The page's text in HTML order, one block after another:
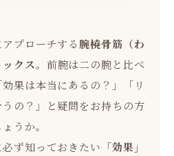
プローチする 腕橈骨筋（わ
クス。前腕は二の腕と比べ
果は本当にあるの？」「リ
の？」と疑問をお持ちの方
うか。
ず知っておきたい 「効果」